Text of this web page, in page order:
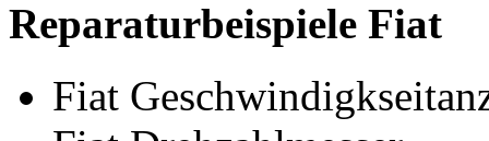
Reparaturbeispiele Fiat
Fiat